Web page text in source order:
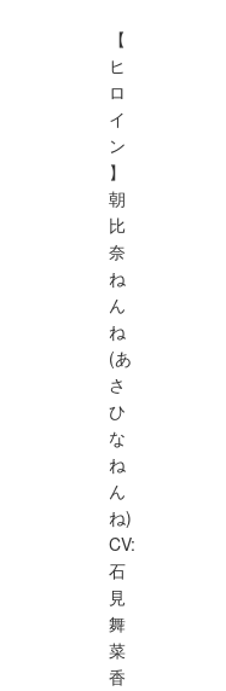
【
ヒ
ロ
イ
ン
】
朝
比
奈
ね
ん
ね
(あ
さ
ひ
な
ね
ん
ね)
CV:
石
見
舞
菜
香